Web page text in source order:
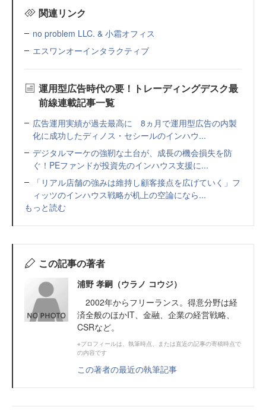
関連リンク
no problem LLC. & 小霜オフィス
エスワンオーインタラクティブ
運用型広告時代の要！トレーディングデスク最
前線連載記事一覧
広告運用実績が過去最高に 8ヵ月で運用型広告の内製
化に成功したディノス・セシールのインハウ...
デジタルマーケの強靭な土台が、成長の機会損失を防
ぐ！PEファンドが投資先のインハウス支援に...
「リアル店舗の強みは維持し顧客接点を広げていく」フ
ィッツのインハウス戦略が机上の空論になら...
もっと読む
この記事の著者
浦野 孝嗣（ウラノ コウジ）
2002年からフリーランス。得意分野は経
済全般のほかIT、金融、企業の経営戦略、
CSRなど。
※プロフィールは、執筆時点、または直近の記事の寄稿時点で
の内容です
この著者の最近の執筆記事